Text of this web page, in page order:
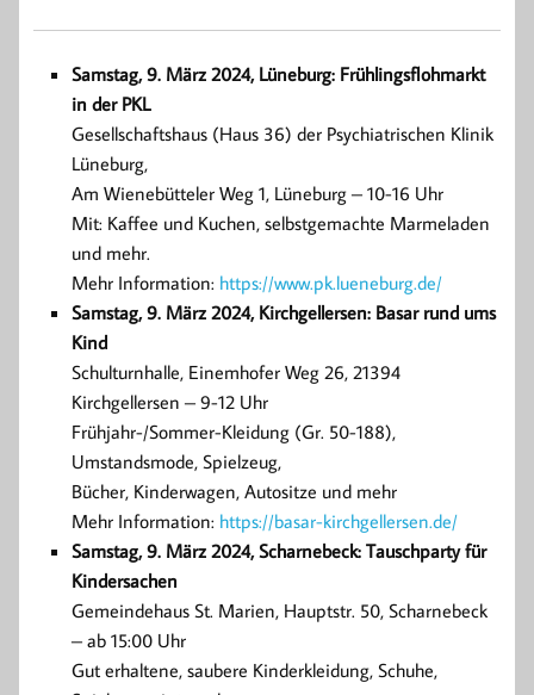
Samstag, 9. März 2024, Lüneburg: Frühlingsflohmarkt
in der PKL
Gesellschaftshaus (Haus 36) der Psychiatrischen Klinik
Lüneburg,
Am Wienebütteler Weg 1, Lüneburg – 10-16 Uhr
Mit: Kaffee und Kuchen, selbstgemachte Marmeladen
und mehr.
Mehr Information: https://www.pk.lueneburg.de/
Samstag, 9. März 2024, Kirchgellersen: Basar rund ums
Kind
Schulturnhalle, Einemhofer Weg 26, 21394
Kirchgellersen – 9-12 Uhr
Frühjahr-/Sommer-Kleidung (Gr. 50-188),
Umstandsmode, Spielzeug,
Bücher, Kinderwagen, Autositze und mehr
Mehr Information: https://basar-kirchgellersen.de/
Samstag, 9. März 2024, Scharnebeck: Tauschparty für
Kindersachen
Gemeindehaus St. Marien, Hauptstr. 50, Scharnebeck
– ab 15:00 Uhr
Gut erhaltene, saubere Kinderkleidung, Schuhe,